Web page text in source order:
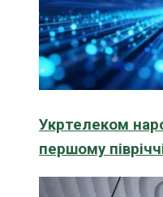
Укртелеком
першому